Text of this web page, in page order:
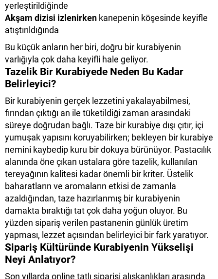
yerleştirildiğinde
Akşam dizisi izlenirken kanepenin köşesinde keyifle
atıştırıldığında
Bu küçük anların her biri, doğru bir kurabiyenin
varlığıyla çok daha keyifli hale geliyor.
Tazelik Bir Kurabiyede Neden Bu Kadar
Belirleyici?
Bir kurabiyenin gerçek lezzetini yakalayabilmesi,
fırından çıktığı an ile tüketildiği zaman arasındaki
süreye doğrudan bağlı. Taze bir kurabiye dışı çıtır, içi
yumuşak yapısını koruyabilirken; bekleyen bir kurabiye
nemini kaybedip kuru bir dokuya bürünüyor. Pastacılık
alanında öne çıkan ustalara göre tazelik, kullanılan
tereyağının kalitesi kadar önemli bir kriter. Üstelik
baharatların ve aromaların etkisi de zamanla
azaldığından, taze hazırlanmış bir kurabiyenin
damakta bıraktığı tat çok daha yoğun oluyor. Bu
yüzden sipariş verilen pastanenin günlük üretim
yapması, lezzet açısından belirleyici bir fark yaratıyor.
Sipariş Kültüründe Kurabiyenin Yükselişi
Neyi Anlatıyor?
Son yıllarda online tatlı siparişi alışkanlıkları arasında